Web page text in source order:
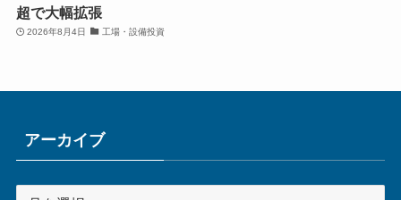
超で大幅拡張
2026年8月4日 工場・設備投資
アーカイブ